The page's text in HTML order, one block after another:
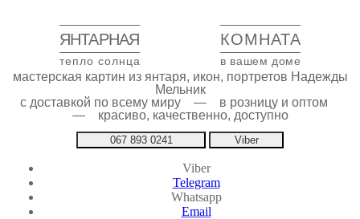
ЯНТАРНАЯ КОМНАТА
тепло солнца в вашем доме
мастерская картин из янтаря, икон, портретов Надежды
Мельник
с доставкой по всему миру — в розницу и оптом
— красиво, качественно, доступно
067 893 0241 Viber
Viber
Telegram
Whatsapp
Email